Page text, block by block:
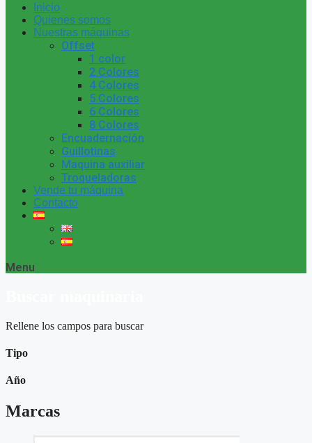
Inicio
Quienes somos
Nuestras máquinas
Offset
1 color
2 Colores
4 Colores
5 Colores
6 Colores
8 Colores
Encuadernación
Guillotinas
Maquina auxiliar
Troqueladoras
Vende tu máquina
Contacto
Menu
Rellene los campos para buscar
Tipo
Año
Marcas